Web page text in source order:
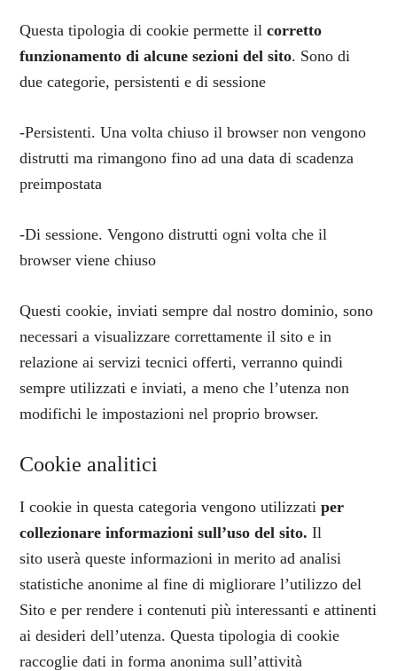
Questa tipologia di cookie permette ilcorretto
funzionamento di alcune sezioni del sito. Sono di
due categorie, persistenti e di sessione
-Persistenti. Una volta chiuso il browser non vengono
distrutti ma rimangono fino ad una data di scadenza
preimpostata
-Di sessione. Vengono distrutti ogni volta che il
browser viene chiuso
Questi cookie, inviati sempre dal nostro dominio, sono
necessari a visualizzare correttamente il sito e in
relazione ai servizi tecnici offerti, verranno quindi
sempre utilizzati e inviati, a meno che l’utenza non
modifichi le impostazioni nel proprio browser.
Cookie analitici
I cookie in questa categoria vengono utilizzatiper
collezionare informazioni sull’uso del sito. Il
sito userà queste informazioni in merito ad analisi
statistiche anonime al fine di migliorare l’utilizzo del
Sito e per rendere i contenuti più interessanti e attinenti
ai desideri dell’utenza. Questa tipologia di cookie
raccoglie dati in forma anonima sull’attività